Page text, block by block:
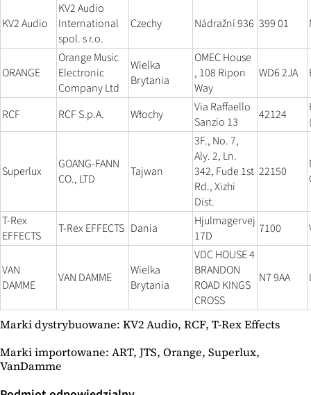
KV2 Audio
KV2 Audio
International
spol. s r.o.
Czechy Nádražní 936 399 01
ORANGE
Orange Music
Electronic
Company Ltd
Wielka
Brytania
OMEC House
, 108 Ripon
Way
WD6 2JA
RCF RCF S.p.A. Włochy
Via Raffaello
Sanzio 13
42124
Superlux
GOANG-FANN
CO., LTD
Tajwan
3F., No. 7,
Aly. 2, Ln.
342, Fude 1st
Rd., Xizhi
Dist.
22150
T-Rex
EFFECTS
T-Rex EFFECTS Dania
Hjulmagervej
17D
7100
VAN
DAMME
VAN DAMME
Wielka
Brytania
VDC HOUSE 4
BRANDON
ROAD KINGS
CROSS
N7 9AA
Marki dystrybuowane: KV2 Audio, RCF, T-Rex Effects
Marki importowane: ART, JTS, Orange, Superlux,
VanDamme